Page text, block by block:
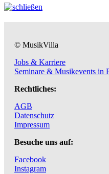
© MusikVilla
Jobs & Karriere
Seminare & Musikevents in
Rechtliches:
AGB
Datenschutz
Impressum
Besuche uns auf:
Facebook
Instagram